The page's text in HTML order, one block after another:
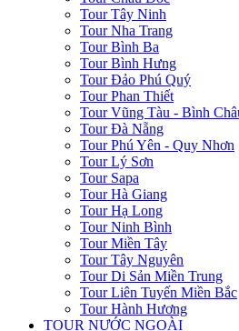
Tour Tây Ninh
Tour Nha Trang
Tour Bình Ba
Tour Bình Hưng
Tour Đảo Phú Quý
Tour Phan Thiết
Tour Vũng Tàu - Bình
Tour Đà Nẵng
Tour Phú Yên - Quy Nhơn
Tour Lý Sơn
Tour Sapa
Tour Hà Giang
Tour Hạ Long
Tour Ninh Bình
Tour Miền Tây
Tour Tây Nguyên
Tour Di Sản Miền Trung
Tour Liên Tuyến Miền Bắc
Tour Hành Hương
TOUR NƯỚC NGOÀI